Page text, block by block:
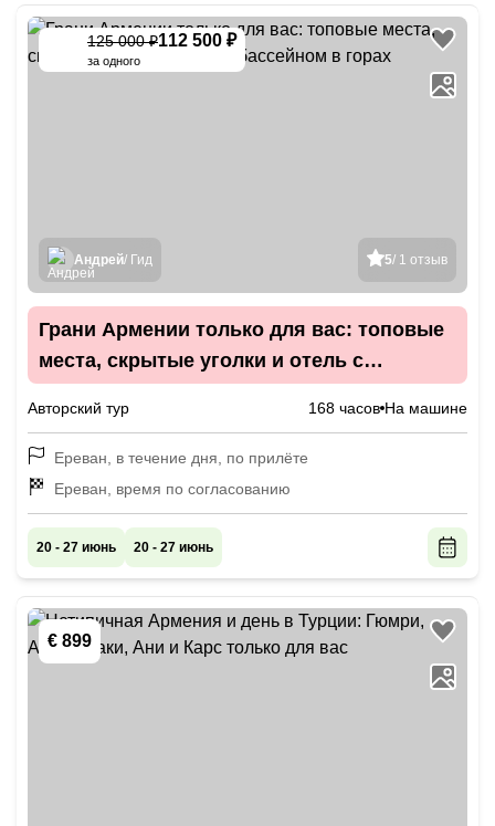
125 000 ₽112 500 ₽
за одного
5/ 1 отзыв
Андрей/ Гид
Грани Армении только для вас: топовые
места, скрытые уголки и отель с
Авторский тур 168 часов На машине
Ереван, в течение дня, по прилёте
Ереван, время по согласованию
20 - 27 июнь 20 - 27 июнь
€ 899